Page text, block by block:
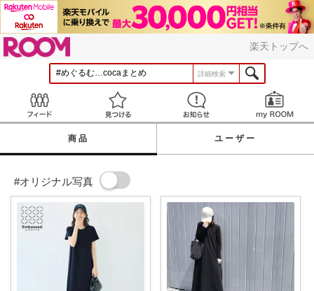
楽天トップへ
詳細検索
見つける お知らせ
商品 ユーザー
#オリジナル写真